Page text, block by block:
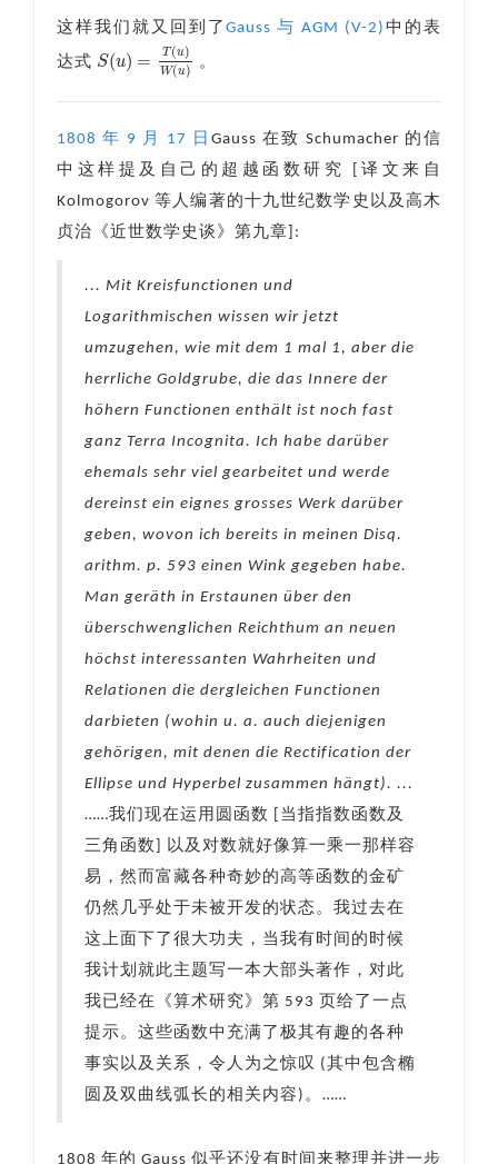
这样我们就又回到了Gauss 与 AGM (V-2) 中的表
达式 S(u) = T (u)
W(u)
S( u)= T(u )W(u) 。
1808 年 9 月 17 日 Gauss 在致 Schumacher 的信
中这样提及自己的超越函数研究 [译文来自
Kolmogorov 等人编著的十九世纪数学史以及高木
贞治《近世数学史谈》第九章]:
... Mit Kreisfunctionen und
Logarithmischen wissen wir jetzt
umzugehen, wie mit dem 1 mal 1, aber die
herrliche Goldgrube, die das Innere der
höhern Functionen enthält ist noch fast
ganz Terra Incognita. Ich habe darüber
ehemals sehr viel gearbeitet und werde
dereinst ein eignes grosses Werk darüber
geben, wovon ich bereits in meinen Disq.
arithm. p. 593 einen Wink gegeben habe.
Man geräth in Erstaunen über den
überschwenglichen Reichthum an neuen
höchst interessanten Wahrheiten und
Relationen die dergleichen Functionen
darbieten (wohin u. a. auch diejenigen
gehörigen, mit denen die Rectification der
Ellipse und Hyperbel zusammen hängt). ...
……我们现在运用圆函数 [当指指数函数及
三角函数] 以及对数就好像算一乘一那样容
易，然而富藏各种奇妙的高等函数的金矿
仍然几乎处于未被开发的状态。我过去在
这上面下了很大功夫，当我有时间的时候
我计划就此主题写一本大部头著作，对此
我已经在《算术研究》第 593 页给了一点
提示。这些函数中充满了极其有趣的各种
事实以及关系，令人为之惊叹 (其中包含椭
圆及双曲线弧长的相关内容)。……
1808 年的 Gauss 似乎还没有时间来整理并进一步